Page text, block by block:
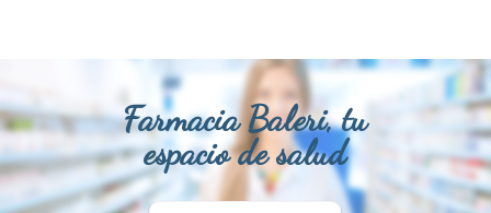
Farmacia Baleri, tu
espacio de salud